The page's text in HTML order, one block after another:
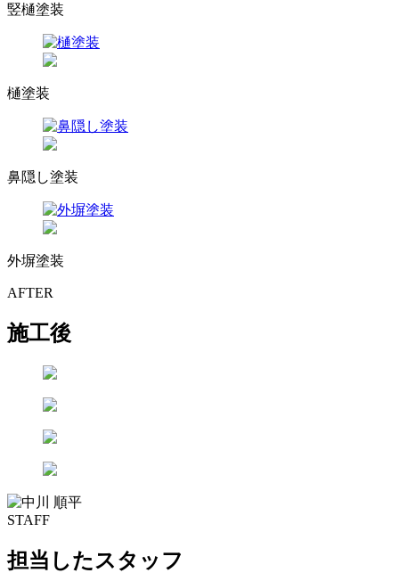
竪樋塗装
樋塗装
鼻隠し塗装
外塀塗装
AFTER
施工後
STAFF
担当したスタッフ